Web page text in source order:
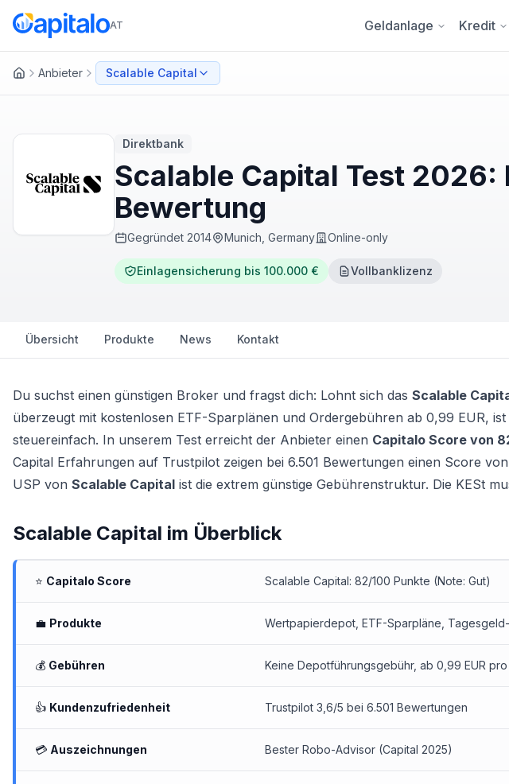
AT Geldanlage Kredit
Anbieter Scalable Capital
Direktbank
Scalable Capital Test
Bewertung
Gegründet 2014 Munich, Germany Online-only
Einlagensicherung bis 100.000 € Vollbanklizenz
Übersicht Produkte News Kontakt
Du suchst einen günstigen Broker und fragst dich: Lohnt sich das Scalable
überzeugt mit kostenlosen ETF-Sparplänen und Ordergebühren ab 0,99 EUR,
steuereinfach. In unserem Test erreicht der Anbieter einen Capitalo Score von
Capital Erfahrungen auf Trustpilot zeigen bei 6.501 Bewertungen einen Score
USP von Scalable Capital ist die extrem günstige Gebührenstruktur. Die KESt
Scalable Capital im Überblick
⭐ Capitalo Score Scalable Capital: 82/100 Punkte (Note: Gut)
💼 Produkte Wertpapierdepot, ETF-Sparpläne ,
💰 Gebühren Keine Depotführungsgebühr, ab 0,99 EUR
👍 Kundenzufriedenheit Trustpilot 3,6/5 bei 6.501 Bewertungen
💳 Auszeichnungen Bester Robo-Advisor (Capital 2025)